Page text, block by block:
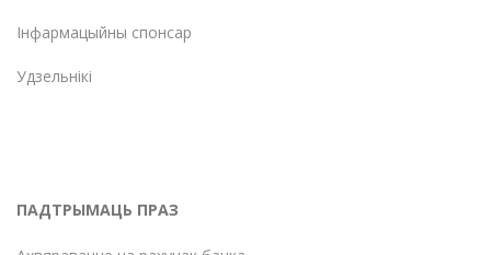
Інфармацыйны спонсар
Удзельнікі
ПАДТРЫМАЦЬ ПРАЗ